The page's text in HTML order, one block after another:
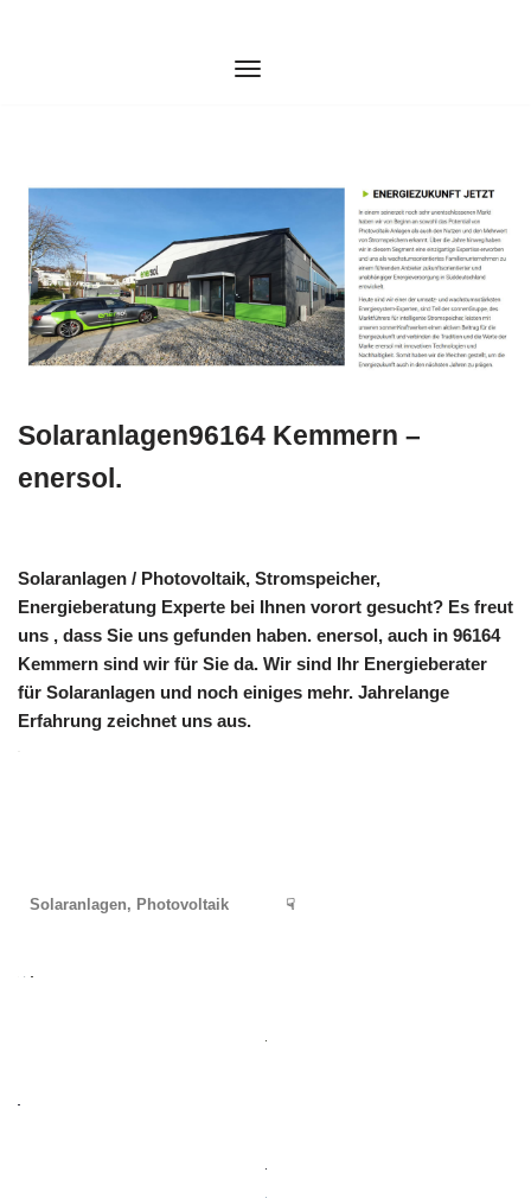
Solaranlagen96164 Kemmern –
enersol.
Solaranlagen / Photovoltaik, Stromspeicher,
Energieberatung Experte bei Ihnen vorort gesucht? Es freut
uns , dass Sie uns gefunden haben. enersol, auch in 96164
Kemmern sind wir für Sie da. Wir sind Ihr Energieberater
für Solaranlagen und noch einiges mehr. Jahrelange
Erfahrung zeichnet uns aus.
Solaranlagen, Photovoltaik ☟